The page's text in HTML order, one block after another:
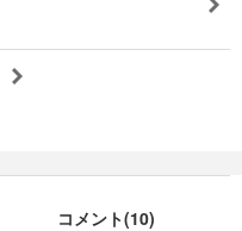
コメント(10)